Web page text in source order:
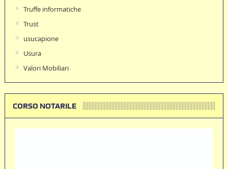
Truffe informatiche
Trust
usucapione
Usura
Valori Mobiliari
CORSO NOTARILE